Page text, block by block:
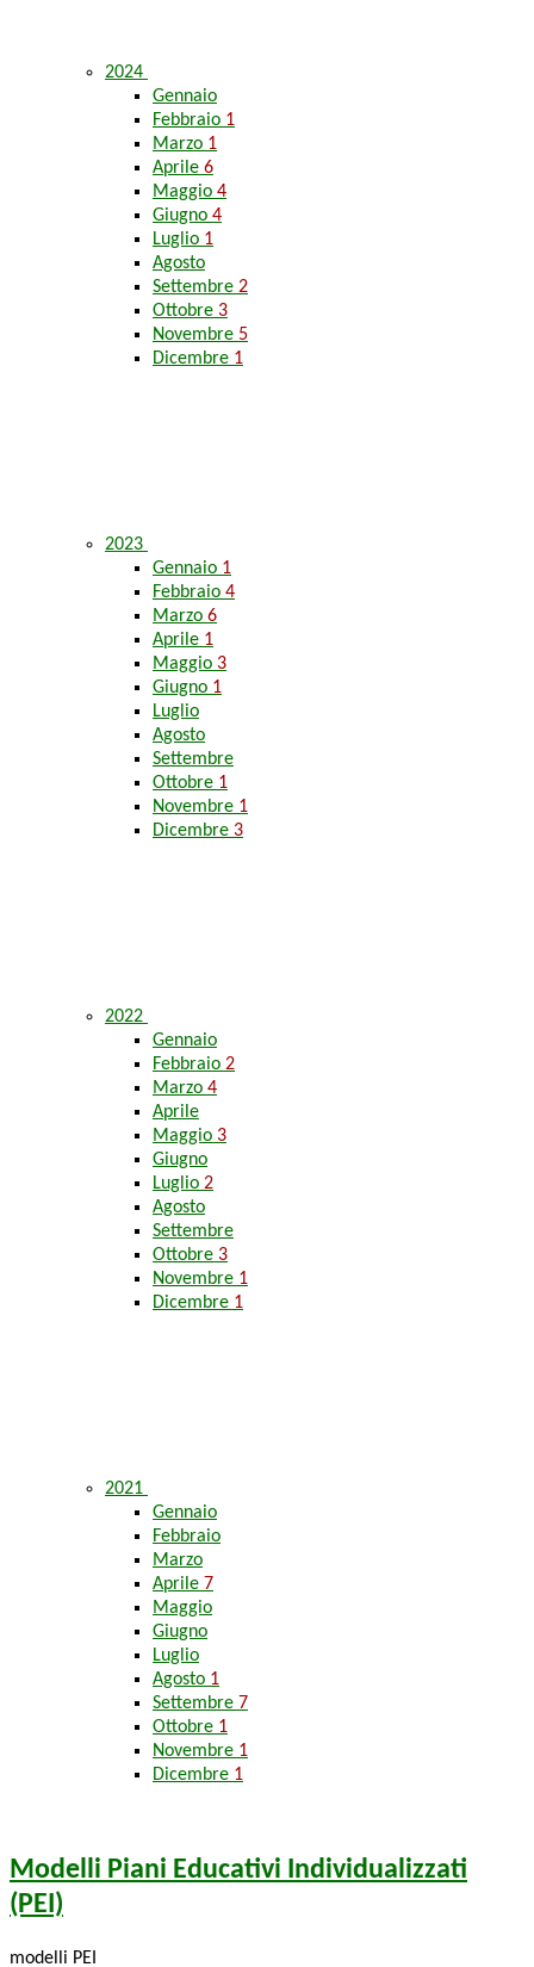
2024
Gennaio
Febbraio 1
Marzo 1
Aprile 6
Maggio 4
Giugno 4
Luglio 1
Agosto
Settembre 2
Ottobre 3
Novembre 5
Dicembre 1
2023
Gennaio 1
Febbraio 4
Marzo 6
Aprile 1
Maggio 3
Giugno 1
Luglio
Agosto
Settembre
Ottobre 1
Novembre 1
Dicembre 3
2022
Gennaio
Febbraio 2
Marzo 4
Aprile
Maggio 3
Giugno
Luglio 2
Agosto
Settembre
Ottobre 3
Novembre 1
Dicembre 1
2021
Gennaio
Febbraio
Marzo
Aprile 7
Maggio
Giugno
Luglio
Agosto 1
Settembre 7
Ottobre 1
Novembre 1
Dicembre 1
Modelli Piani Educativi Individualizzati
(PEI)
modelli PEI